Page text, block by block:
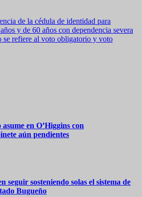
de la cédula de identidad para
y de 60 años con dependencia severa
refiere al voto obligatorio y voto
en O’Higgins con
aún pendientes
seguir sosteniendo solas el sistema de
Bugueño